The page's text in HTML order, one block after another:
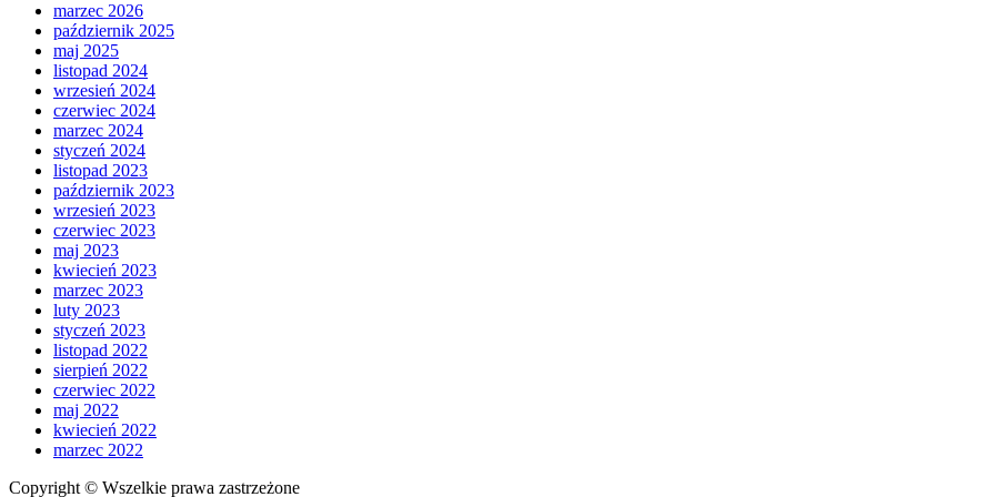
marzec 2026
październik 2025
maj 2025
listopad 2024
wrzesień 2024
czerwiec 2024
marzec 2024
styczeń 2024
listopad 2023
październik 2023
wrzesień 2023
czerwiec 2023
maj 2023
kwiecień 2023
marzec 2023
luty 2023
styczeń 2023
listopad 2022
sierpień 2022
czerwiec 2022
maj 2022
kwiecień 2022
marzec 2022
Copyright © Wszelkie prawa zastrzeżone